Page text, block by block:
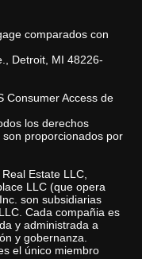
comparados con
Detroit, MI 48226-
Consumer Access de
los derechos
proporcionados por
Estate LLC,
LLC (que opera
son subsidiarias
Cada compañia es
y administrada a
y gobernanza.
el único miembro